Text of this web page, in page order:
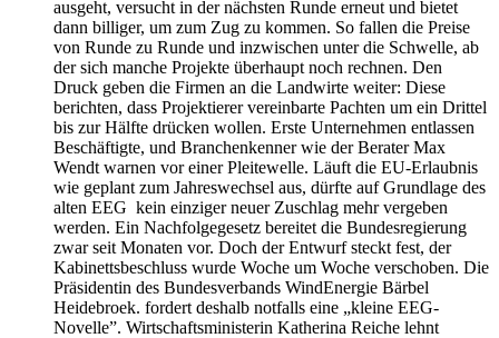
ausgeht, versucht in der nächsten Runde erneut und bietet
dann billiger, um zum Zug zu kommen. So fallen die Preise
von Runde zu Runde und inzwischen unter die Schwelle, ab
der sich manche Projekte überhaupt noch rechnen. Den
Druck geben die Firmen an die Landwirte weiter: Diese
berichten, dass Projektierer vereinbarte Pachten um ein Drittel
bis zur Hälfte drücken wollen. Erste Unternehmen entlassen
Beschäftigte, und Branchenkenner wie der Berater Max
Wendt warnen vor einer Pleitewelle. Läuft die EU-Erlaubnis
wie geplant zum Jahreswechsel aus, dürfte auf Grundlage des
alten EEG kein einziger neuer Zuschlag mehr vergeben
werden. Ein Nachfolgegesetz bereitet die Bundesregierung
zwar seit Monaten vor. Doch der Entwurf steckt fest, der
Kabinettsbeschluss wurde Woche um Woche verschoben. Die
Präsidentin des Bundesverbands WindEnergie Bärbel
Heidebroek. fordert deshalb notfalls eine „kleine EEG-
Novelle”. Wirtschaftsministerin Katherina Reiche lehnt